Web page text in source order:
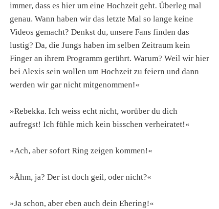
immer, dass es hier um eine Hochzeit geht. Überleg mal
genau. Wann haben wir das letzte Mal so lange keine
Videos gemacht? Denkst du, unsere Fans finden das
lustig? Da, die Jungs haben im selben Zeitraum kein
Finger an ihrem Programm gerührt. Warum? Weil wir hier
bei Alexis sein wollen um Hochzeit zu feiern und dann
werden wir gar nicht mitgenommen!«
»Rebekka. Ich weiss echt nicht, worüber du dich
aufregst! Ich fühle mich kein bisschen verheiratet!«
»Ach, aber sofort Ring zeigen kommen!«
»Ähm, ja? Der ist doch geil, oder nicht?«
»Ja schon, aber eben auch dein Ehering!«